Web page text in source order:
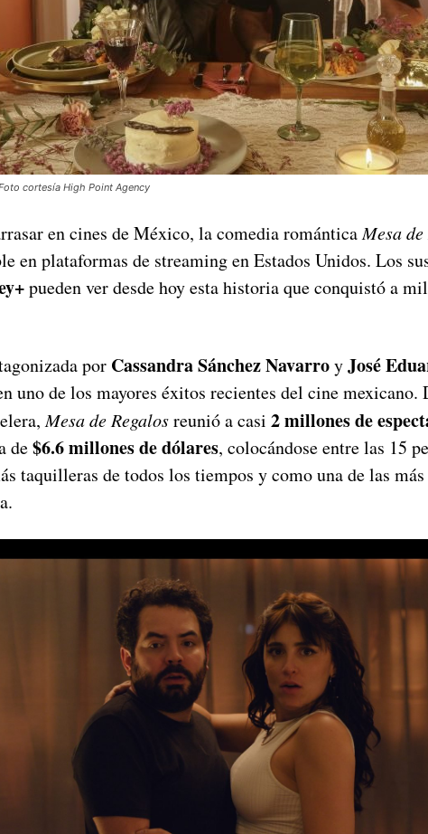
cortesía High Point Agency
en cines de México, la comedia románticaMesa
en plataformas de streaming en Estados Unidos. Los
pueden ver desde hoy esta historia que conquistó a
por Cassandra Sánchez NavarroyJosé
uno de los mayores éxitos recientes del cine mexicano.
Mesa de Regalosreunió a casi 2 millones de
de$6.6 millones de dólares, colocándose entre las 15
taquilleras de todos los tiempos y como una de las